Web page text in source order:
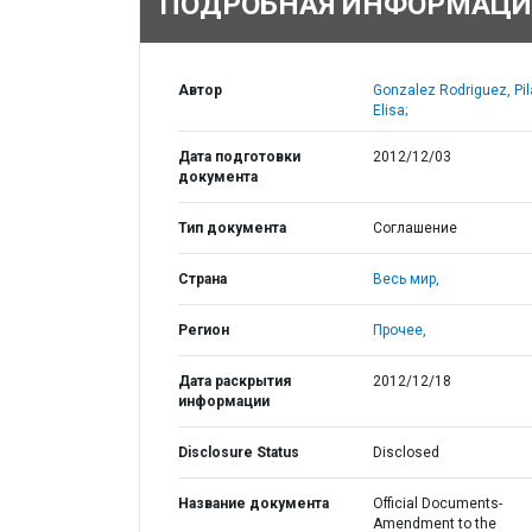
Автор
Gonzalez Rodriguez,
Elisa;
Дата подготовки
документа
2012/12/03
Тип документа Соглашение
Страна Весь мир,
Регион Прочее,
Дата раскрытия
информации
2012/12/18
Disclosure Status Disclosed
Название документа
Official Documents-
Amendment to the